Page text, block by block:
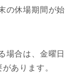
の休場期間が始
場合は、金曜日
あります。